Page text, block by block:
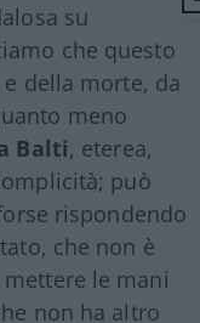
su
che questo
della morte, da
meno
Balti, eterea,
può
rispondendo
che non è
le mani
non ha altro